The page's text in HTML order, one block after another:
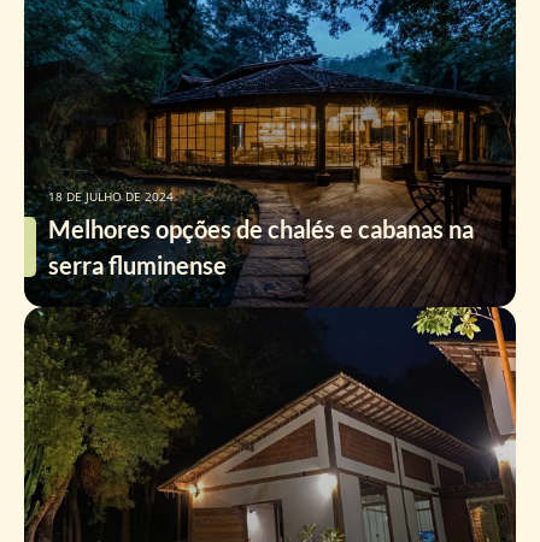
Melhores opções de chalés e cabanas na
serra fluminense
18 DE JULHO DE 2024